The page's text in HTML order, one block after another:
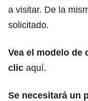
a visitar. De la
solicitado.
Vea el modelo de
clic aquí.
Se necesitará un